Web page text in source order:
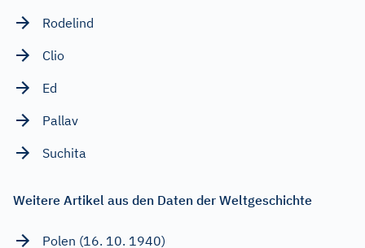
Rodelind
Clio
Ed
Pallav
Suchita
Weitere Artikel aus den Daten der Weltgeschichte
Polen (16. 10. 1940)